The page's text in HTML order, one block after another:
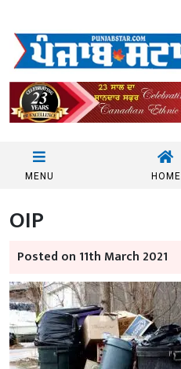
MENU HOME
OIP
Posted on 11th March 2021